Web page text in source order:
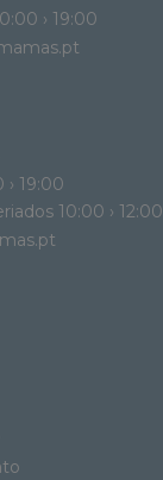
› 19:00
19:00
10:00 › 12:00